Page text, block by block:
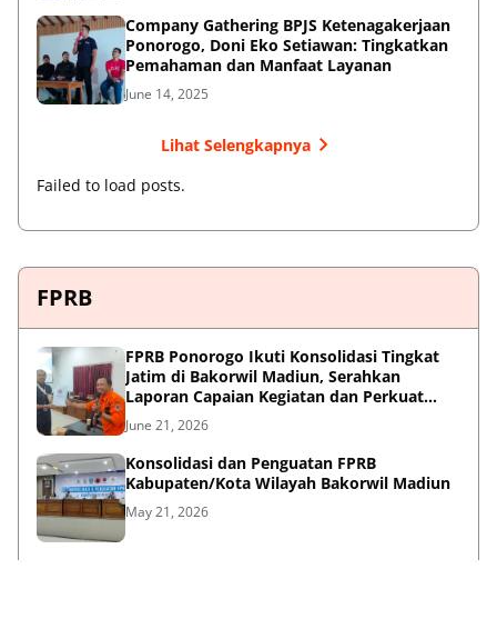
Company Gathering BPJS Ketenagakerjaan
Ponorogo, Doni Eko Setiawan: Tingkatkan
Pemahaman dan Manfaat Layanan
June 14, 2025
Lihat Selengkapnya
Failed to load posts.
FPRB
FPRB Ponorogo Ikuti Konsolidasi Tingkat
Jatim di Bakorwil Madiun, Serahkan
Laporan Capaian Kegiatan dan Perkuat
Sinergi Pentahelix
June 21, 2026
Konsolidasi dan Penguatan FPRB
Kabupaten/Kota Wilayah Bakorwil Madiun
May 21, 2026